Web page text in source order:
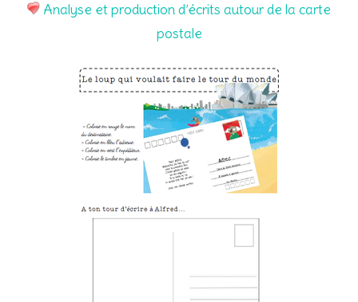
Analyse et production d’écrits autour de la carte
postale